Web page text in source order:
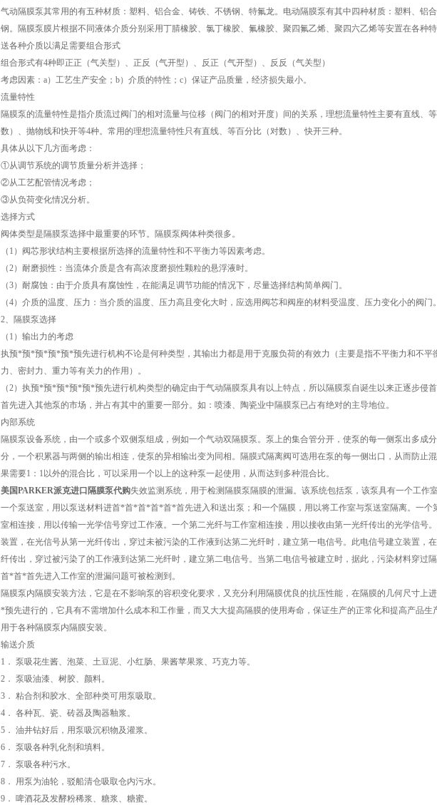
气动隔膜泵其常用的有五种材质：塑料、铝合金、铸铁、不锈钢、特氟龙。电动隔膜泵有其中四种材质：塑料、铝
钢。隔膜泵膜片根据不同液体介质分别采用丁腈橡胶、氯丁橡胶、氟橡胶、聚四氟乙烯、聚四六乙烯等安置在各种
送各种介质以满足需要组合形式
组合形式有4种即正正（气关型）、正反（气开型）、反正（气开型）、反反（气关型）
考虑因素：a）工艺生产安全；b）介质的特性；c）保证产品质量，经济损失最小。
流量特性
隔膜泵的流量特性是指介质流过阀门的相对流量与位移（阀门的相对开度）间的关系，理想流量特性主要有直线、
数）、抛物线和快开等4种。常用的理想流量特性只有直线、等百分比（对数）、快开三种。
具体从以下几方面考虑：
①从调节系统的调节质量分析并选择；
②从工艺配管情况考虑；
③从负荷变化情况分析。
选择方式
阀体类型是隔膜泵选择中最重要的环节。隔膜泵阀体种类很多。
（1）阀芯形状结构主要根据所选择的流量特性和不平衡力等因素考虑。
（2）耐磨损性：当流体介质是含有高浓度磨损性颗粒的悬浮液时。
（3）耐腐蚀：由于介质具有腐蚀性，在能满足调节功能的情况下，尽量选择结构简单阀门。
（4）介质的温度、压力：当介质的温度、压力高且变化大时，应选用阀芯和阀座的材料受温度、压力变化小的阀门。
2、隔膜泵选择
（1）输出力的考虑
执预*预*预*预*预*预先进行机构不论是何种类型，其输出力都是用于克服负荷的有效力（主要是指不平衡力和不平
力、密封力、重力等有关力的作用）。
（2）执预*预*预*预*预*预先进行机构类型的确定由于气动隔膜泵具有以上特点，所以隔膜泵自诞生以来正逐步侵
首先进入其他泵的市场，并占有其中的重要一部分。如：喷漆、陶瓷业中隔膜泵已占有绝对的主导地位。
内部系统
隔膜泵设备系统，由一个或多个双侧泵组成，例如一个气动双隔膜泵。泵上的集合管分开，使泵的每一侧泵出多成
分，一个积累器与两侧的输出相连，使泵的异相输出变为同相。隔膜式隔离阀可选用在泵的每一侧出口，从而防止
果需要1：1以外的混合比，可以采用一个以上的这种泵一起使用，从而达到多种混合比。
美国PARKER派克进口隔膜泵代购失效监测系统，用于检测隔膜泵隔膜的泄漏。该系统包括泵，该泵具有一个工作
一个泵送室，用以泵送材料进首*首*首*首*首*首先进入和送出泵；和一个隔膜，用以将工作室与泵送室隔离。一个
室相连接，用以传输一光学信号穿过工作液。一个第二光纤与工作室相连接，用以接收由第一光纤传出的光学信号
装置，在光信号从第一光纤传出，穿过未被污染的工作液到达第二光纤时，建立第一电信号。此电信号建立装置，
纤传出，穿过被污染了的工作液到达第二光纤时，建立第二电信号。当第二电信号被建立时，据此，污染材料穿过
首*首*首先进入工作室的泄漏问题可被检测到。
隔膜泵内隔膜安装方法，它是在不影响泵的容积变化要求，又充分利用隔膜优良的抗压性能，在隔膜的几何尺寸上
*预先进行的，它具有不需增加什么成本和工作量，而又大大提高隔膜的使用寿命，保证生产的正常化和提高产品生
用于各种隔膜泵内隔膜安装。
输送介质
1． 泵吸花生酱、泡菜、土豆泥、小红肠、果酱苹果浆、巧克力等。
2． 泵吸油漆、树胶、颜料。
3． 粘合剂和胶水、全部种类可用泵吸取。
4． 各种瓦、瓷、砖器及陶器釉浆。
5． 油井钻好后，用泵吸沉积物及灌浆。
6． 泵吸各种乳化剂和填料。
7． 泵吸各种污水。
8． 用泵为油轮，驳船清仓吸取仓内污水。
9． 啤酒花及发酵粉稀浆、糖浆、糖蜜。